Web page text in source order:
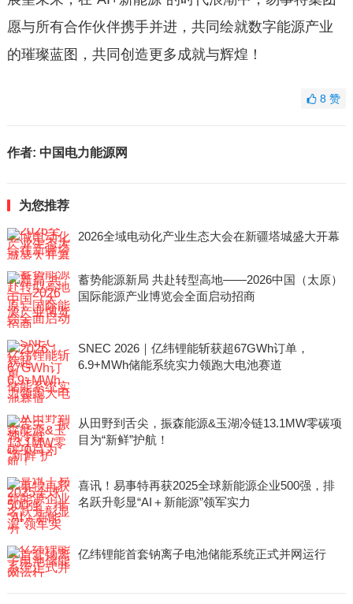
愿与所有合作伙伴携手并进，共同绘就数字能源产业
的璀璨蓝图，共同创造更多成就与辉煌！
8赞
作者: 中国电力能源网
为您推荐
2026全域电动化产业生态大会在新疆塔城盛大开幕
蓄势能源新局 共赴转型高地——2026中国（太原）
国际能源产业博览会全面启动招商
SNEC 2026｜亿纬锂能斩获超67GWh订单，
6.9+MWh储能系统实力领跑大电池赛道
从田野到舌尖，振森能源&玉湖冷链13.1MW零碳项
目为“新鲜”护航！
喜讯！易事特再获2025全球新能源企业500强，排
名跃升彰显“AI＋新能源”领军实力
亿纬锂能首套钠离子电池储能系统正式并网运行